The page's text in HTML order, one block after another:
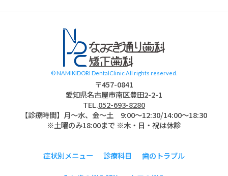
© NAMIKIDORI DentalClinic All rights reserved.
〒457-0841
愛知県名古屋市南区豊田2-2-1
TEL.052-693-8280
【診療時間】月〜水、金～土 9:00〜12:30/14:00～18:30
※土曜のみ18:00まで ※木・日・祝は休診
症状別メニュー 診療科目 歯のトラブル